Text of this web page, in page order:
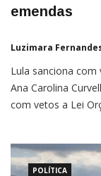
emendas
Luzimara
Lula sanciona
Ana Carolina
com vetos a Lei
POLÍTICA